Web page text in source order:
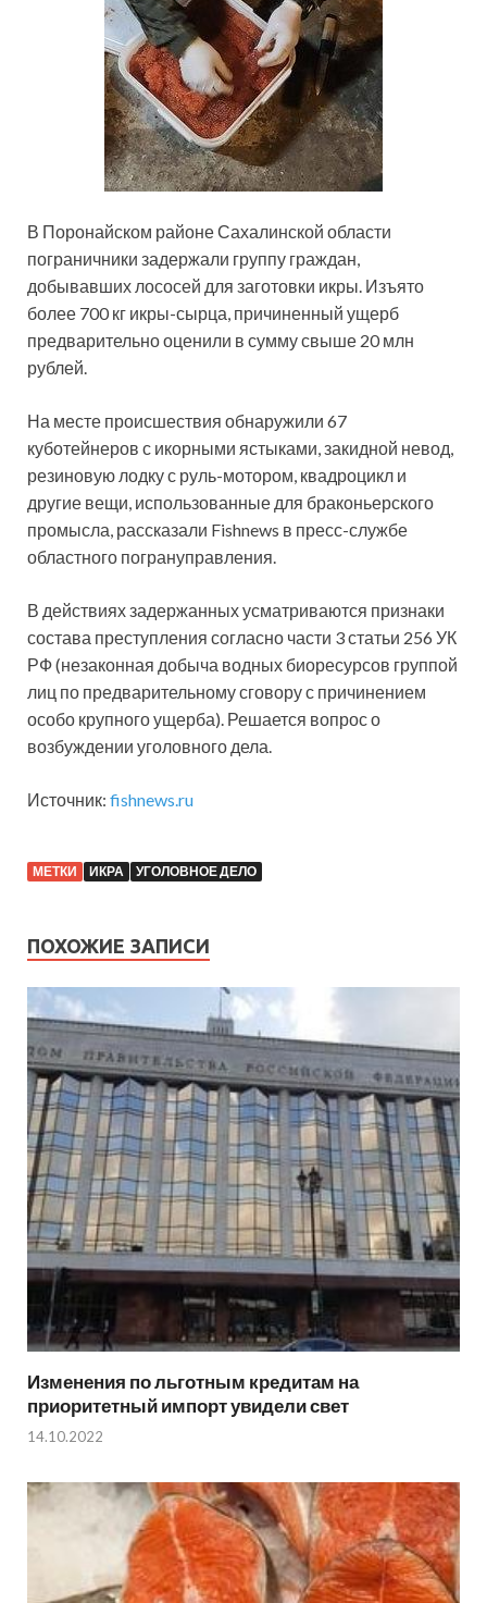
В Поронайском районе Сахалинской области
пограничники задержали группу граждан,
добывавших лососей для заготовки икры. Изъято
более 700 кг икры-сырца, причиненный ущерб
предварительно оценили в сумму свыше 20 млн
рублей.
На месте происшествия обнаружили 67
куботейнеров с икорными ястыками, закидной невод,
резиновую лодку с руль-мотором, квадроцикл и
другие вещи, использованные для браконьерского
промысла, рассказали Fishnews в пресс-службе
областного погрануправления.
В действиях задержанных усматриваются признаки
состава преступления согласно части 3 статьи 256 УК
РФ (незаконная добыча водных биоресурсов группой
лиц по предварительному сговору с причинением
особо крупного ущерба). Решается вопрос о
возбуждении уголовного дела.
Источник: fishnews.ru
МЕТКИ ИКРА УГОЛОВНОЕ ДЕЛО
ПОХОЖИЕ ЗАПИСИ
Изменения по льготным кредитам на
приоритетный импорт увидели свет
14.10.2022